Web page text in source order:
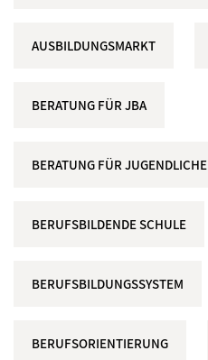
AUSBILDUNGSMARKT
BERATUNG FÜR JBA
BERATUNG FÜR JUGENDLICHE
BERUFSBILDENDE SCHULE
BERUFSBILDUNGSSYSTEM
BERUFSORIENTIERUNG